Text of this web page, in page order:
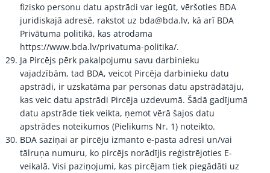
fizisko personu datu apstrādi var iegūt, vēršoties BDA
juridiskajā adresē, rakstot uz bda@bda.lv, kā arī BDA
Privātuma politikā, kas atrodama
https://www.bda.lv/privatuma-politika/.
Ja Pircējs pērk pakalpojumu savu darbinieku
vajadzībām, tad BDA, veicot Pircēja darbinieku datu
apstrādi, ir uzskatāma par personas datu apstrādātāju,
kas veic datu apstrādi Pircēja uzdevumā. Šādā gadījumā
datu apstrāde tiek veikta, ņemot vērā šajos datu
apstrādes noteikumos (Pielikums Nr. 1) noteikto.
BDA saziņai ar pircēju izmanto e-pasta adresi un/vai
tālruņa numuru, ko pircējs norādījis reģistrējoties E-
veikalā. Visi paziņojumi, kas pircējam tiek piegādāti uz